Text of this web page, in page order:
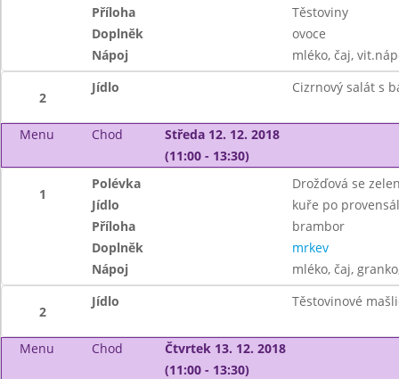
Příloha
Těstoviny
Doplněk
ovoce
Nápoj
mléko, čaj,
2
Jídlo Cizrnový salát s
Menu Chod
Středa 12. 12. 2018
(11:00 - 13:30)
1
Polévka
Drožďová se
Jídlo
kuře po
Příloha
brambor
Doplněk
mrkev
Nápoj
mléko, čaj,
2
Jídlo Těstovinové
Menu Chod
Čtvrtek 13. 12. 2018
(11:00 - 13:30)